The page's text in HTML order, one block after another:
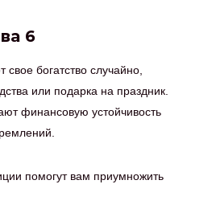
6
богатство случайно,
или подарка на праздник.
финансовую устойчивость
помогут вам приумножить